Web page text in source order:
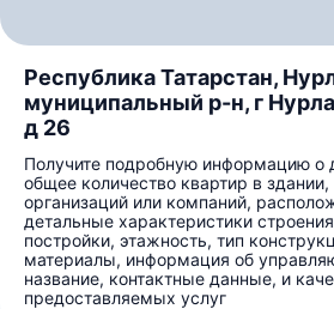
Республика Татарстан,
муниципальный р-н, г
д 26
Получите подробную информацию о
общее количество квартир в здании,
организаций или компаний,
детальные характеристики
постройки, этажность, тип
материалы, информация об
название, контактные данные, и
предоставляемых услуг